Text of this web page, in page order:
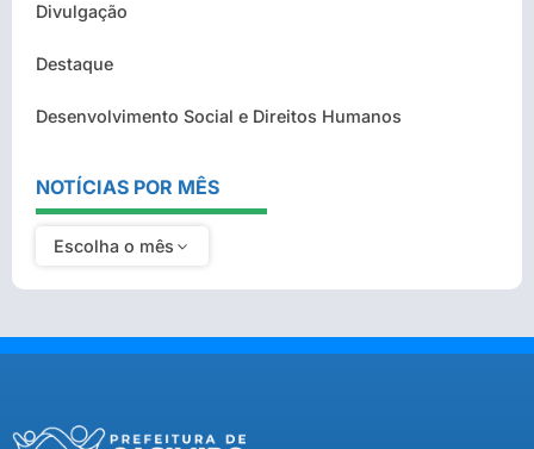
Divulgação
Destaque
Desenvolvimento Social e Direitos Humanos
NOTÍCIAS POR MÊS
Escolha o mês